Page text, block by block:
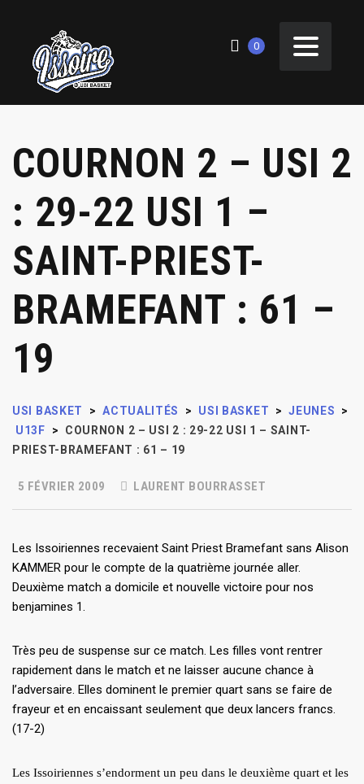
0
COURNON 2 – USI 2
: 29-22 USI 1 –
SAINT-PRIEST-
BRAMEFANT : 61 –
19
USI BASKET > ACTUALITÉS > USI BASKET > JEUNES
>
U13F
>
COURNON 2 – USI 2 : 29-22 USI 1 – SAINT-
PRIEST-BRAMEFANT : 61 – 19
5 FÉVRIER 2009 LAURENT BOURRASSET
Les Issoiriennes recevaient Saint Priest Bramefant sans Alison
KAMMER pour le compte de la quatrième journée aller.
Deuxième match a domicile et nouvelle victoire pour nos
benjamines 1.
Très peu de suspense sur ce match. Les filles vont rentrer
rapidement dans le match et ne laisser aucune chance à
l’adversaire. Elles dominent le premier quart sans se faire de
frayeur et en encaissant seulement que deux lancers francs.
(17-2)
Les Issoiriennes s’endorment un peu dans le deuxième quart et les